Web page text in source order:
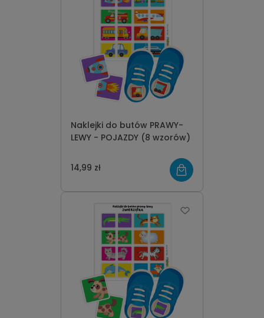
Naklejki do butów PRAWY-
LEWY - POJAZDY (8 wzorów)
14,99 zł